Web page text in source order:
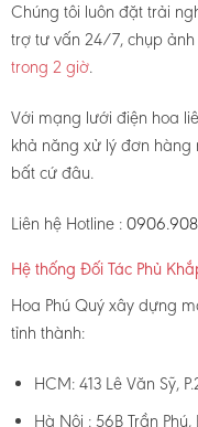
Chúng tôi luôn đặt trải
trợ tư vấn 24/7, chụp
trong 2 giờ.
Với mạng lưới điện hoa
khả năng xử lý đơn
bất cứ đâu.
Liên hệ Hotline :
Hệ thống Đối Tác Phủ
Hoa Phú Quý xây dựng
tỉnh thành:
HCM: 413 Lê Văn Sỹ,
Hà Nội : 56B Trần